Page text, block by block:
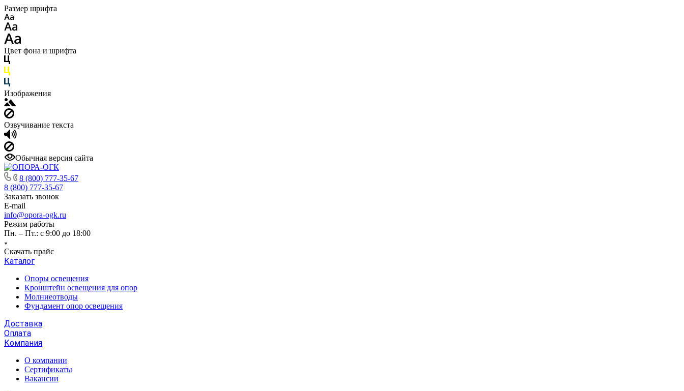
Размер шрифта
Цвет фона и шрифта
Изображения
Озвучивание текста
Обычная версия сайта
8 (800) 777-35-67
8 (800) 777-35-67
Заказать звонок
E-mail
info@opora-ogk.ru
Режим работы
Пн. – Пт.: с 9:00 до 18:00
Скачать прайс
Каталог
Опоры освещения
Кронштейн освещения для опор
Молниеотводы
Фундамент опор освещения
Доставка
Оплата
Компания
О компании
Сертификаты
Вакансии